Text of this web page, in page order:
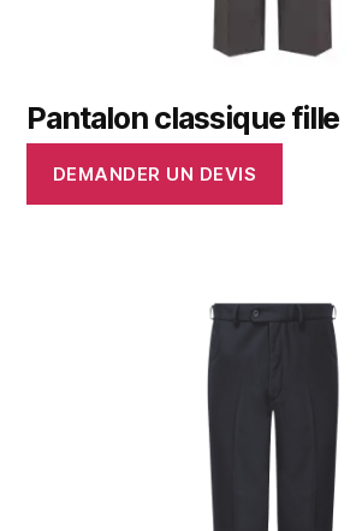
Pantalon classique fille
DEMANDER UN DEVIS